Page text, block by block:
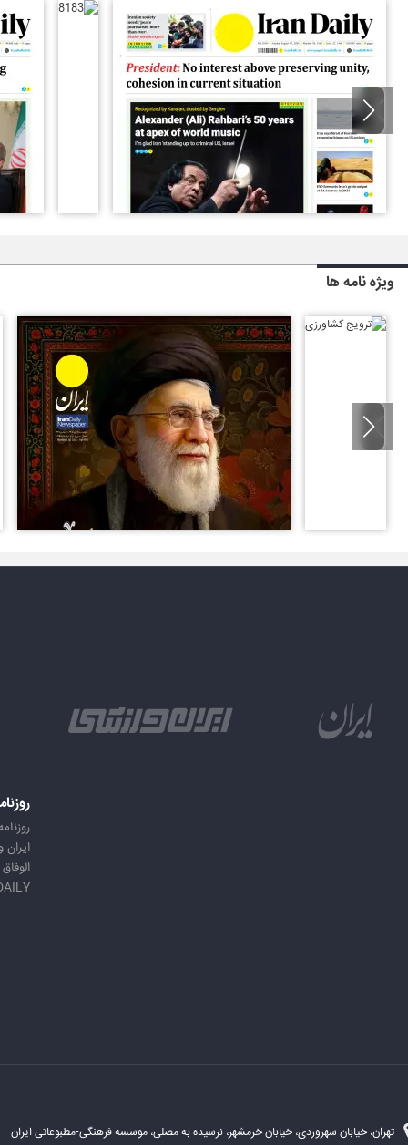
ویژه نامه ها
الوفاق
تهران، خیابان سهروردی، خیابان خرمشهر، نرسیده به مصلی، موسسه فرهنگی-مطبوعاتی ایران